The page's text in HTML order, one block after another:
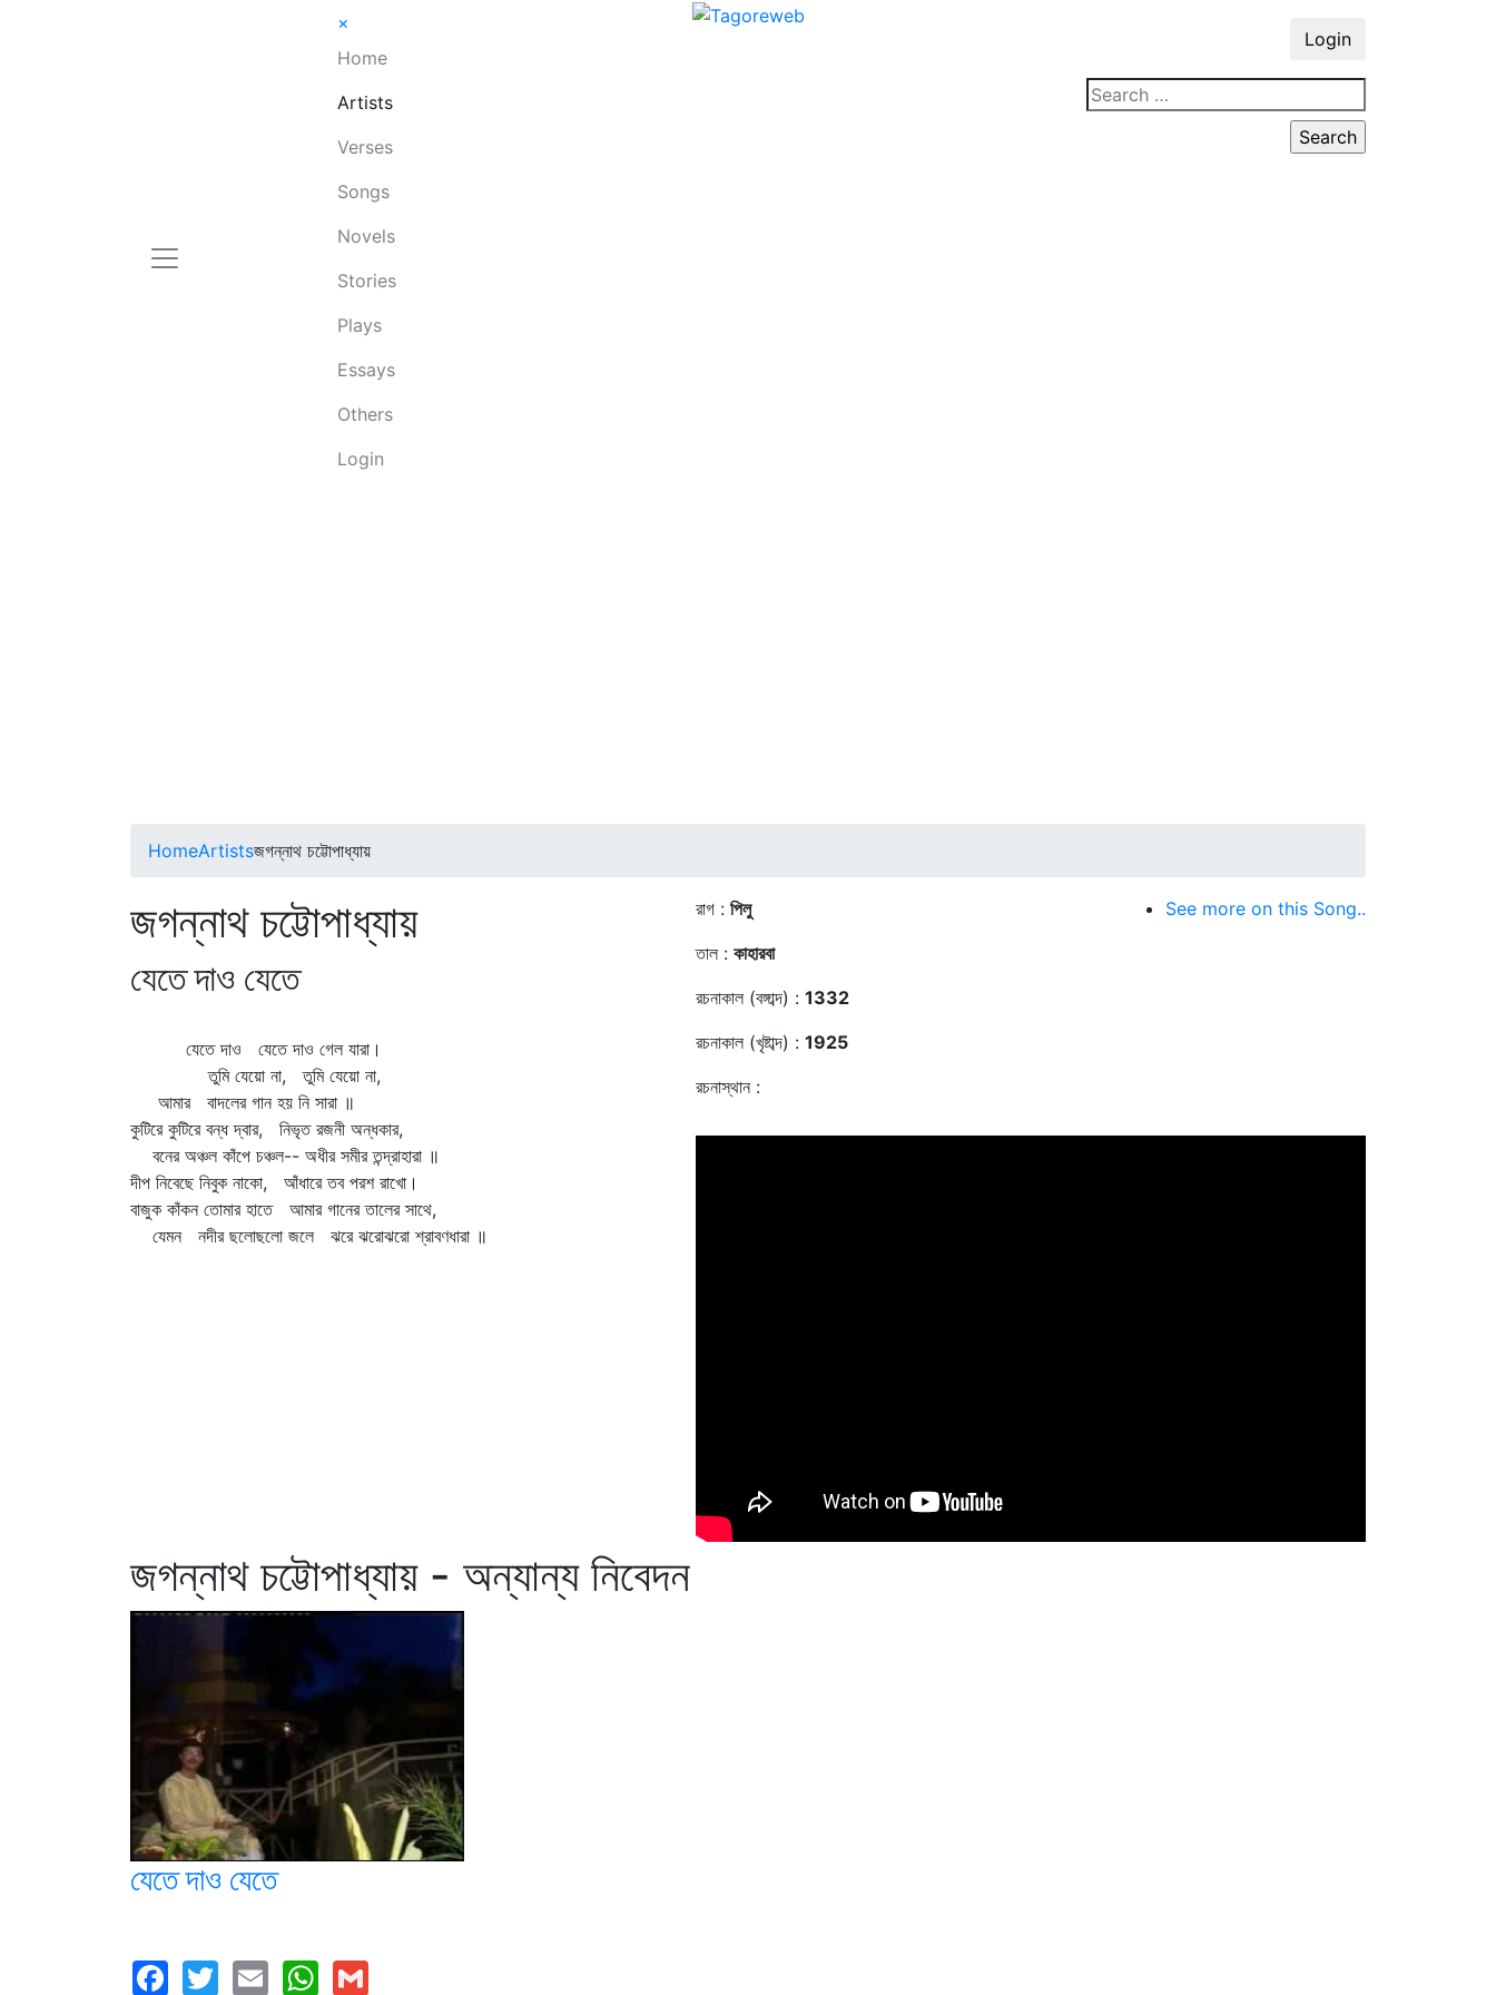
×
Home
Artists
Verses
Songs
Novels
Stories
Plays
Essays
Others
Login
Login
HomeArtistsজগন্নাথ চট্টোপাধ্যায়
জগন্নাথ চট্টোপাধ্যায়
যেতে দাও যেতে
যেতে দাও যেতে দাও গেল যারা।
তুমি যেয়ো না, তুমি যেয়ো না,
আমার বাদলের গান হয় নি সারা ॥
কুটিরে কুটিরে বন্ধ দ্বার, নিভৃত রজনী অন্ধকার,
বনের অঞ্চল কাঁপে চঞ্চল-- অধীর সমীর তন্দ্রাহারা ॥
দীপ নিবেছে নিবুক নাকো, আঁধারে তব পরশ রাখো।
বাজুক কাঁকন তোমার হাতে আমার গানের তালের সাথে,
যেমন নদীর ছলোছলো জলে ঝরে ঝরোঝরো শ্রাবণধারা ॥
রাগ : পিলু
তাল : কাহারবা
রচনাকাল (বঙ্গাব্দ) : 1332
রচনাকাল (খৃষ্টাব্দ) : 1925
রচনাস্থান :
See more on this Song..
জগন্নাথ চট্টোপাধ্যায় - অন্যান্য নিবেদন
যেতে দাও যেতে